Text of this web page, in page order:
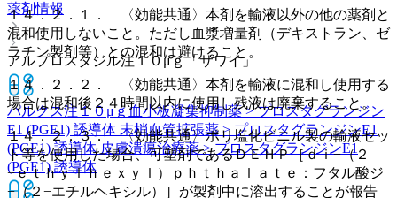
薬剤情報
アルプロスタジル注１０μｇ「サワイ」
パルクス注１０μｇ血小板凝集抑制薬 > プロスタグランジン
E1 (PGE1) 誘導体 末梢血管拡張薬 > プロスタグランジンE1
(PGE1) 誘導体 皮膚潰瘍治療薬 > プロスタグランジンE1
(PGE1) 誘導体
１４．２．１． 〈効能共通〉本剤を輸液以外の他の薬剤と
混和使用しないこと。ただし血漿増量剤（デキストラン、ゼ
ラチン製剤等）との混和は避けること。
１４．２．２． 〈効能共通〉本剤を輸液に混和し使用する
場合は混和後２４時間以内に使用し残液は廃棄すること。
１４．２．３． 〈効能共通〉ポリ塩化ビニル製の輸液セッ
ト等を使用した場合、可塑剤であるＤＥＨＰ［ｄｉ−（２
−ｅｔｈｙｌｈｅｘｙｌ）ｐｈｔｈａｌａｔｅ：フタル酸ジ
−（２−エチルヘキシル）］が製剤中に溶出することが報告